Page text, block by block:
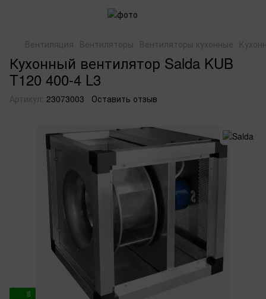
Вентиляция Вентиляторы Вентиляторы кухонные
Кухонный вентилятор Salda KUB
T120 400-4 L3
Артикул: 23073003 Оставить отзыв
8